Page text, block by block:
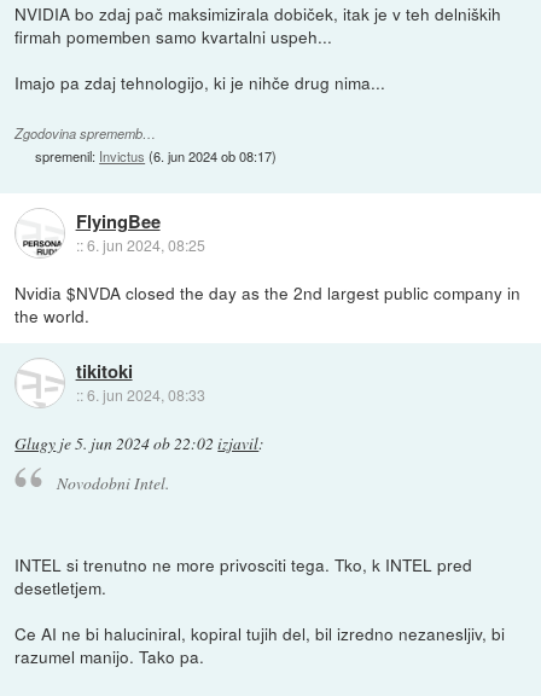
NVIDIA bo zdaj pač maksimizirala dobiček, itak je v teh delniških
firmah pomemben samo kvartalni uspeh...
Imajo pa zdaj tehnologijo, ki je nihče drug nima...
Zgodovina sprememb…
spremenil: Invictus (6. jun 2024 ob 08:17)
FlyingBee
::6. jun 2024, 08:25
Nvidia $NVDA closed the day as the 2nd largest public company in
the world.
tikitoki
::6. jun 2024, 08:33
Glugy je5. jun 2024 ob 22:02 izjavil:
Novodobni Intel.
INTEL si trenutno ne more privosciti tega. Tko, k INTEL pred
desetletjem.
Ce AI ne bi haluciniral, kopiral tujih del, bil izredno nezanesljiv, bi
razumel manijo. Tako pa.